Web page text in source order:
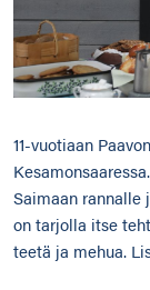
11-vuotiaan
Saimaan rannalle
on tarjolla itse
teetä ja mehua.